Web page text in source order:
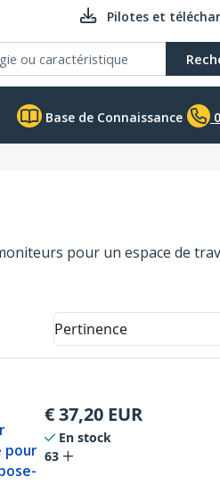
Pilotes et
Base de Connaissance
pour un espace de
Pertinence
pour
€37,20 EUR
En stock
63